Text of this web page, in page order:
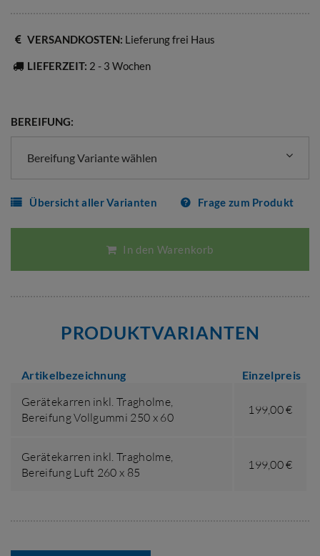
VERSANDKOSTEN: Lieferung frei Haus
LIEFERZEIT: 2 - 3 Wochen
BEREIFUNG:
Bereifung Variante wählen
Übersicht aller Varianten Frage zum Produkt
In den Warenkorb
PRODUKTVARIANTEN
Artikelbezeichnung Einzelpreis
Gerätekarren inkl. Tragholme,
Bereifung Vollgummi 250 x 60
199,00 €
Gerätekarren inkl. Tragholme,
Bereifung Luft 260 x 85
199,00 €